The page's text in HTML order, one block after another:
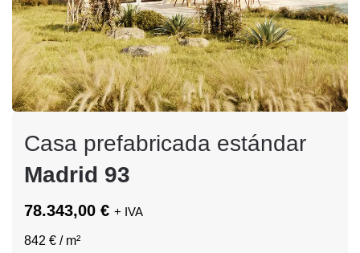
Casa prefabricada estándar
Madrid 93
78.343,00 € + IVA
842 € / m²